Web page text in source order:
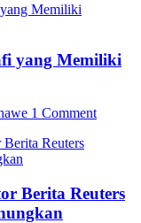
yang Memiliki
1 Comment
Berita Reuters